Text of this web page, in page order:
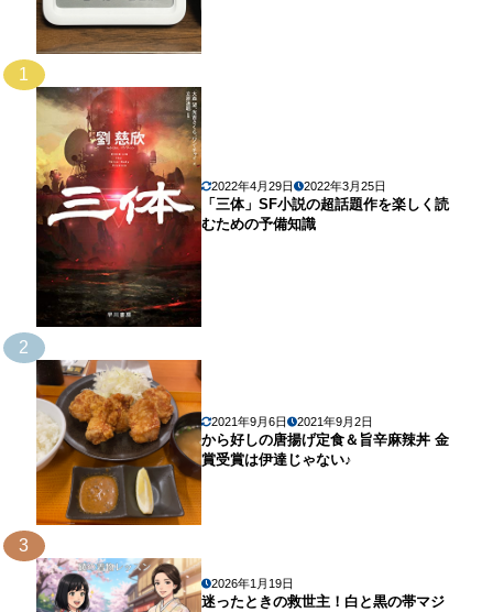
1
2022年4月29日 2022年3月25日
「三体」SF小説の超話題作を楽しく読
むための予備知識
2
2021年9月6日 2021年9月2日
から好しの唐揚げ定食＆旨辛麻辣丼 金
賞受賞は伊達じゃない♪
3
2026年1月19日
迷ったときの救世主！白と黒の帯マジ